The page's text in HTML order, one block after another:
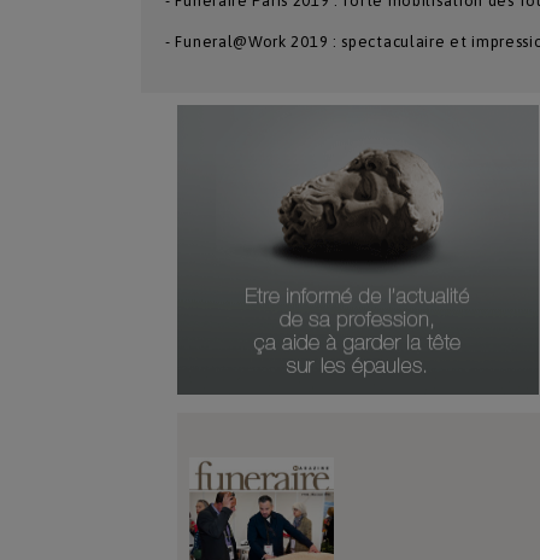
- Funeral@Work 2019 : spectaculaire et
Numéro Du Produit
Type De Produit
Genre Du Produit